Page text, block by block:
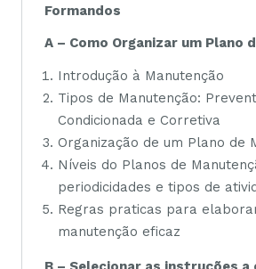
Formandos
A – Como Organizar um Plano
Introdução à Manutenção
Tipos de Manutenção:
Condicionada e Corretiva
Organização de um Plano de
Níveis do Planos de
periodicidades e tipos de
Regras praticas para
manutenção eficaz